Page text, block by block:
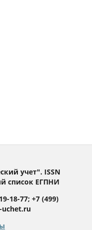
учет". ISSN
список ЕГПНИ
18-77; +7 (499)
uchet.ru